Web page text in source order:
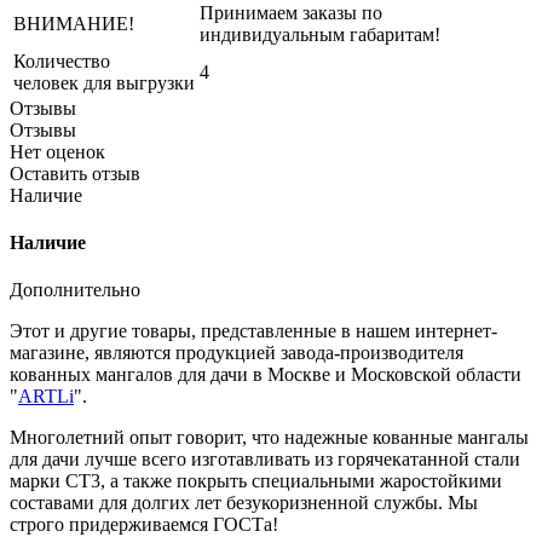
ВНИМАНИЕ!
Принимаем заказы по
индивидуальным габаритам!
Количество
человек для выгрузки
4
Отзывы
Отзывы
Нет оценок
Оставить отзыв
Наличие
Наличие
Дополнительно
Этот и другие товары, представленные в нашем интернет-
магазине, являются продукцией завода-производителя
кованных мангалов для дачи в Москве и Московской области
"ARTLi".
Многолетний опыт говорит, что надежные кованные мангалы
для дачи лучше всего изготавливать из горячекатанной стали
марки СТ3, а также покрыть специальными жаростойкими
составами для долгих лет безукоризненной службы. Мы
строго придерживаемся ГОСТа!